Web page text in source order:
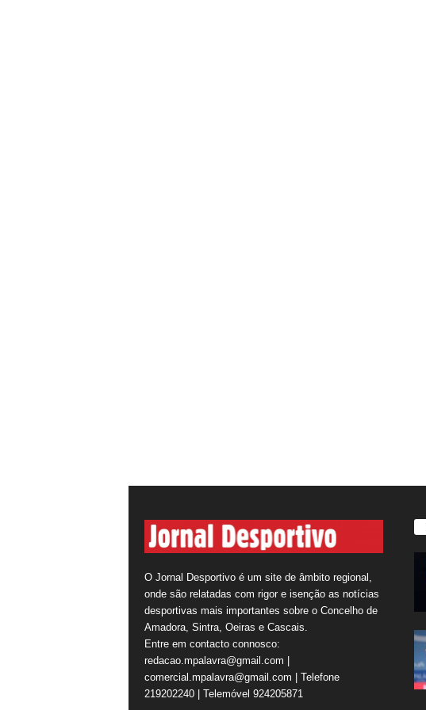
O Jornal Desportivo é um site de âmbito regional,
onde são relatadas com rigor e isenção as notícias
desportivas mais importantes sobre o Concelho de
Amadora, Sintra, Oeiras e Cascais.
Entre em contacto connosco:
redacao.mpalavra@gmail.com |
comercial.mpalavra@gmail.com | Telefone
219202240 | Telemóvel 924205871